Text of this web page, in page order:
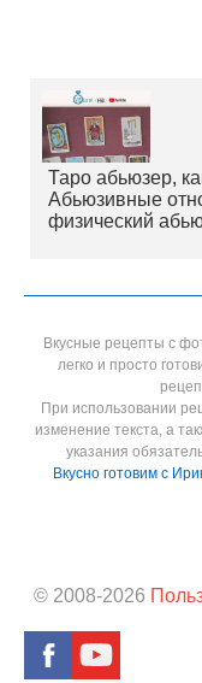
Таро абьюзер,
Абьюзивные
физический
Вкусные рецепты с
легко и просто
При использовании
изменение текста, а
указания
Вкусно готовим с
© 2008-2026